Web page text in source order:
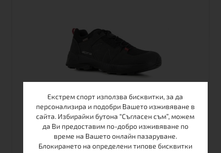
ALPINA TRACKER LOW 26 ТУРИСТИЧЕСКИ
МАРАТОНКИ
В наличност
Екстрем спорт използва бисквитки, за да
персонализира и подобри Вашето изживяване в
сайта. Избирайки бутона “Съгласен съм”, можем
да Ви предоставим по-добро изживяване по
време на Вашето онлайн пазаруване.
Блокирането на определени типове бисквитки